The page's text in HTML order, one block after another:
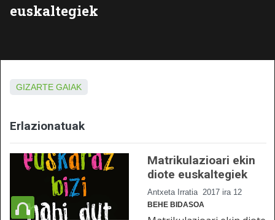
euskaltegiek
GIZARTE GAIAK
Erlazionatuak
Matrikulazioari ekin
diote euskaltegiek
Antxeta Irratia 2017 ira 12
BEHE BIDASOA